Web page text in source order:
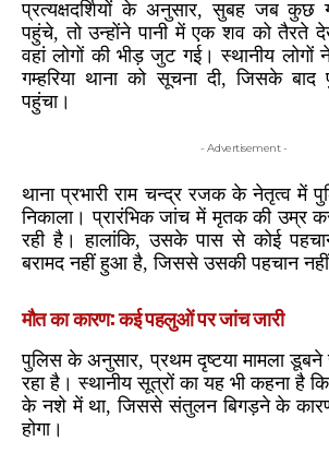
प्रत्यक्षदर्शियों के अनुसार, सुबह जब कुछ
पहुंचे, तो उन्होंने पानी में एक शव को तैरते
वहां लोगों की भीड़ जुट गई। स्थानीय लोगों
गम्हरिया थाना को सूचना दी, जिसके
पहुंचा।
- Advertisement -
थाना प्रभारी राम चन्द्र रजक के नेतृत्व में
निकाला। प्रारंभिक जांच में मृतक की उम्र
रही है। हालांकि, उसके पास से कोई
बरामद नहीं हुआ है, जिससे उसकी पहचान
मौत का कारण: कई पहलुओं पर जांच जारी
पुलिस के अनुसार, प्रथम दृष्टया मामला डूबने
रहा है। स्थानीय सूत्रों का यह भी कहना है
के नशे में था, जिससे संतुलन बिगड़ने के
होगा।